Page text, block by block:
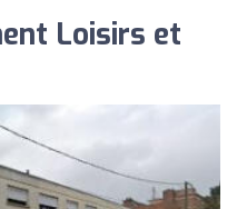
Loisirs et